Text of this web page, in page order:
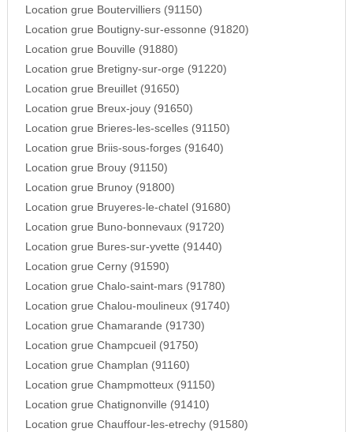
Location grue Boutervilliers (91150)
Location grue Boutigny-sur-essonne (91820)
Location grue Bouville (91880)
Location grue Bretigny-sur-orge (91220)
Location grue Breuillet (91650)
Location grue Breux-jouy (91650)
Location grue Brieres-les-scelles (91150)
Location grue Briis-sous-forges (91640)
Location grue Brouy (91150)
Location grue Brunoy (91800)
Location grue Bruyeres-le-chatel (91680)
Location grue Buno-bonnevaux (91720)
Location grue Bures-sur-yvette (91440)
Location grue Cerny (91590)
Location grue Chalo-saint-mars (91780)
Location grue Chalou-moulineux (91740)
Location grue Chamarande (91730)
Location grue Champcueil (91750)
Location grue Champlan (91160)
Location grue Champmotteux (91150)
Location grue Chatignonville (91410)
Location grue Chauffour-les-etrechy (91580)